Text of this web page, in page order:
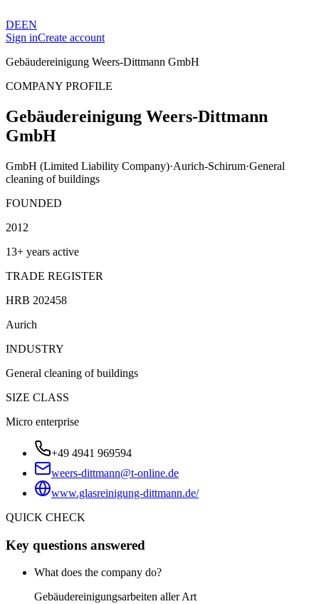
DEEN
Sign inCreate account
Gebäudereinigung Weers-Dittmann GmbH
COMPANY PROFILE
Gebäudereinigung Weers-Dittmann
GmbH
GmbH (Limited Liability Company)·Aurich-Schirum·General
cleaning of buildings
FOUNDED
2012
13+ years active
TRADE REGISTER
HRB 202458
Aurich
INDUSTRY
General cleaning of buildings
SIZE CLASS
Micro enterprise
+49 4941 969594
weers-dittmann@t-online.de
www.glasreinigung-dittmann.de/
QUICK CHECK
Key questions answered
What does the company do?
Gebäudereinigungsarbeiten aller Art